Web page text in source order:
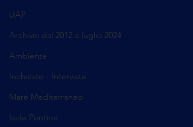
UAP
Archivio dal 2012 a luglio 2024
Ambiente
Inchieste - Interviste
Mare Mediterraneo
Isole Pontine